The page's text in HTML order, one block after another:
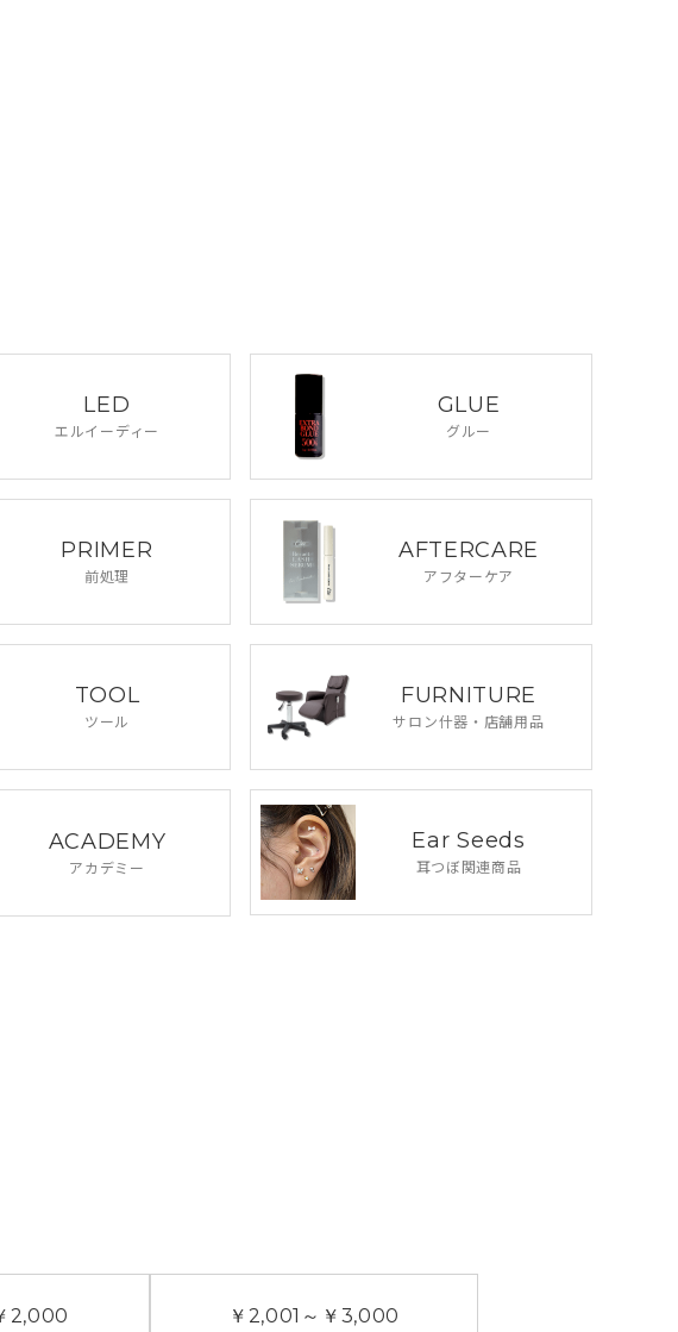
LED
エルイーディー
GLUE
グルー
PRIMER
前処理
AFTERCARE
アフターケア
TOOL
ツール
FURNITURE
サロン什器・ 店舗用品
ACADEMY
アカデミー
Ear Seeds
耳つぼ関連商品
2,000 ￥2,001 ～ ￥3,000